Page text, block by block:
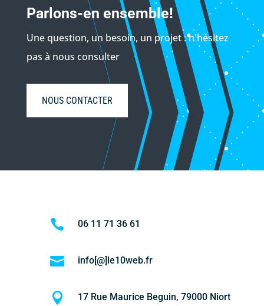
Parlons-en ensemble!
Une question, un besoin, un projet : n'hésitez
pas à nous consulter
NOUS CONTACTER
 06 11 71 36 61
 info[@]le10web.fr
 17 Rue Maurice Beguin, 79000 Niort